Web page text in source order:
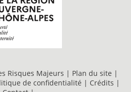
Risques Majeurs | Plan du site |
de confidentialité | Crédits |